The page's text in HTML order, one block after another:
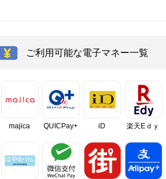
ご利用可能な電子マネー一覧
majica QUICPay+ iD 楽天Eｄｙ